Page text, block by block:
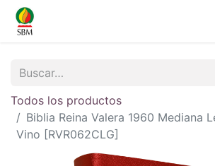
Todos los productos
Biblia Reina Valera 1960 Mediana
Vino [RVR062CLG]